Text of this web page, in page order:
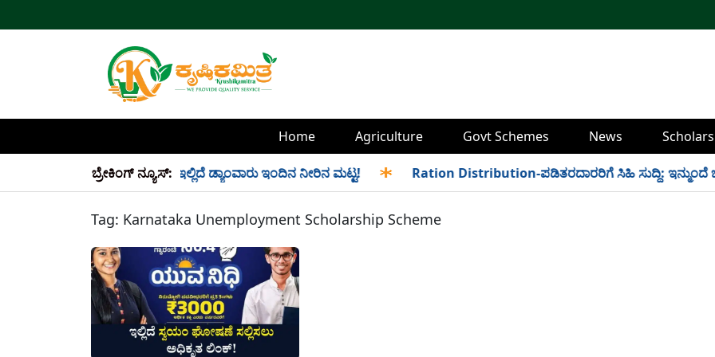
Home Agriculture Govt Schemes News
ಬ್ರೇಕಿಂಗ್ ನ್ಯೂಸ್:
34 TMC ನೀರು ಸಂಗ್ರಹ! ಇಲ್ಲಿದೆ ಡ್ಯಾಂವಾರು ಇಂದಿನ ನೀರಿನ ಮಟ್ಟ! Ration Distribution-ಪಡಿತರದಾರರಿಗೆ ಸಿಹಿ ಸುದ್ದಿ: ಇನ್ಮುಂದೆ
Tag: Karnataka Unemployment Scholarship Scheme